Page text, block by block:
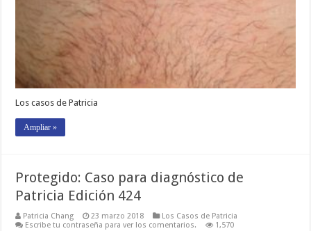
Los casos de Patricia
Ampliar »
Protegido: Caso para diagnóstico de
Patricia Edición 424
Patricia Chang 23 marzo 2018
Los Casos de Patricia
Escribe tu contraseña para ver los comentarios.
1,570